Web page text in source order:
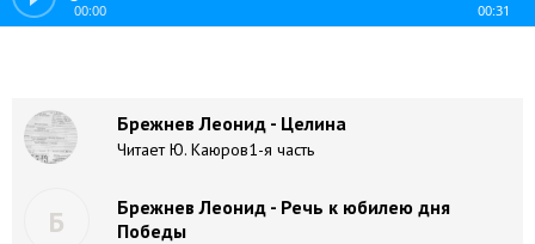
00:00 00:31
Брежнев Леонид - Целина
Читает Ю. Каюров1-я часть
Б
Брежнев Леонид - Речь к юбилею дня
Победы